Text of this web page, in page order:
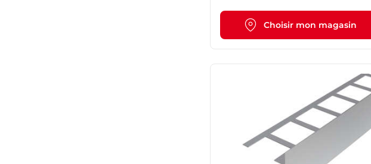
Choisir mon magasin